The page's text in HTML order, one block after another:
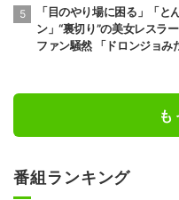
「目のやり場に困る」「と
ン」“裏切り”の美女レスラ
ファン騒然 「ドロンジョみ
番組ランキング